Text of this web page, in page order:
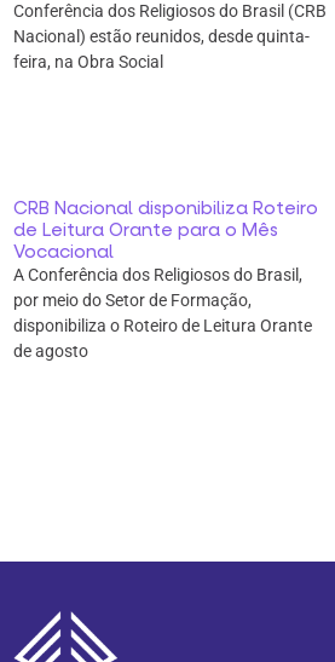
Conferência dos Religiosos do Brasil (CRB
Nacional) estão reunidos, desde quinta-
feira, na Obra Social
CRB Nacional disponibiliza Roteiro
de Leitura Orante para o Mês
Vocacional
A Conferência dos Religiosos do Brasil,
por meio do Setor de Formação,
disponibiliza o Roteiro de Leitura Orante
de agosto